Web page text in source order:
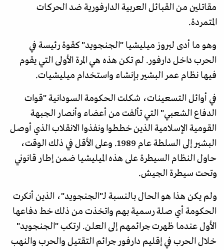
مقاتلين من القبائل العربية الدارفورية ضد الحركات
المتمردة.
وهو ما أدى لبروز ميليشيا "الجنجويد" كقوة رئيسة في
الحرب داخل دارفور. لم تكن هذه هي المرة الأولى التي يقوم
فيها نظام عمر البشير بإنشاء واستخدام ميليشيات.
في أوائل التسعينات، شكلت الحكومة السودانية "قوات
الدفاع الشعبي" التي تألفت من أعضاء وأنصار الجبهة
القومية الإسلامية الذين خططوا ونفذوا الانقلاب الذي أوصل
البشير إلى السلطة عام 1989. وعلى الأقل في ذلك الوقت،
حاول النظام السيطرة على هذه الميليشيا ضمن إطار قانوني
وتحت سيطرة الجيش.
ولم يكن هذا هو الحال بالنسبة لـ"الجنجويد"، الذين أنكرت
الحكومة أي صلة رسمية بهم واتخذت من ذلك خط دفاعها
الأول عندما ظهرت جرائمهم إلى العلن. ارتكب "الجنجويد"
خلال الحرب في إقليم دارفور جرائم التقتيل والحرب والنهب